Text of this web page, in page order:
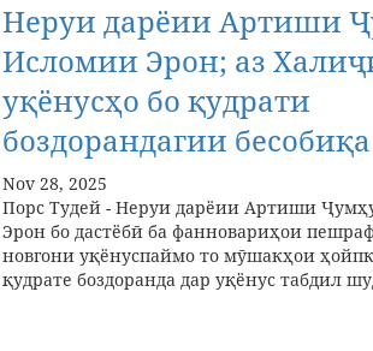
Неруи дарёии Артиши
Исломии Эрон; аз
уқёнусҳо бо қудрати
боздорандагии бесобиқа
Nov 28, 2025
Порс Тудей - Неруи дарёии Артиши
Эрон бо дастёбӣ ба фанновариҳои
новгони уқёнуспаймо то мӯшакҳои
қудрате боздоранда дар уқёнус табдил